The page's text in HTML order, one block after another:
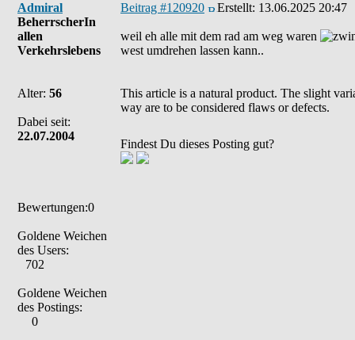
Admiral
BeherrscherIn
allen
Verkehrslebens
Alter: 56
Dabei seit:
22.07.2004
Bewertungen:0
Goldene Weichen
des Users:
702
Goldene Weichen
des Postings:
0
Beitrag #120920 Erstellt: 13.06.2025 20:47
weil eh alle mit dem rad am weg waren
west umdrehen lassen kann..
This article is a natural product. The slight
way are to be considered flaws or defects.
Findest Du dieses Posting gut?